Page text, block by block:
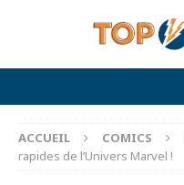
ACCUEIL COMICS
rapides de l’Univers Marvel !